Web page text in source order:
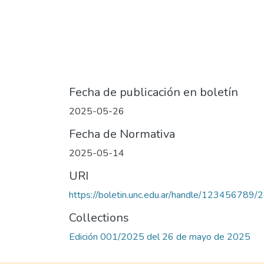
Fecha de publicación en boletín
2025-05-26
Fecha de Normativa
2025-05-14
URI
https://boletin.unc.edu.ar/handle/123456789/
Collections
Edición 001/2025 del 26 de mayo de 2025